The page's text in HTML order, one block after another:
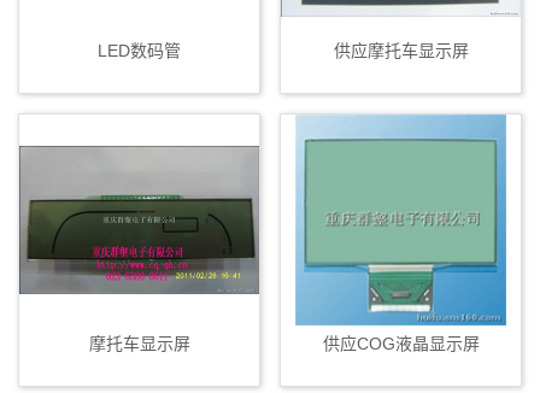
LED数码管 供应摩托车显示屏
摩托车显示屏 供应COG液晶显示屏